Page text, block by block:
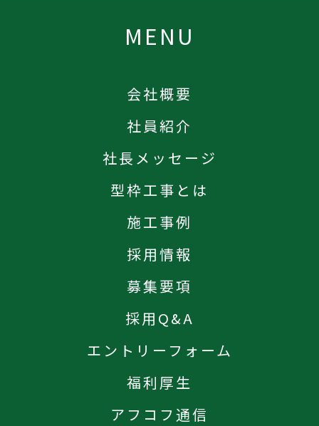
MENU
会社概要
社員紹介
社長メッセージ
型枠工事とは
施工事例
採用情報
募集要項
採用Q&A
エントリーフォーム
福利厚生
アフコフ通信